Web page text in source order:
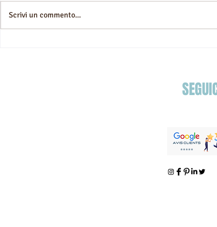
Scrivi un commento...